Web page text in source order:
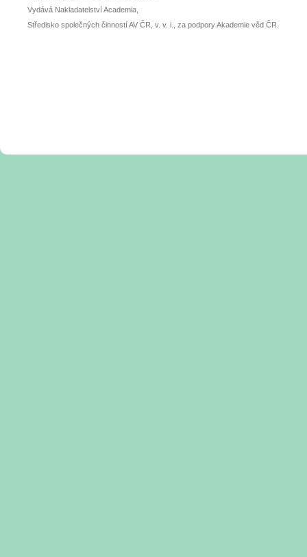
Vydává Nakladatelství Academia,
Středisko společných činností AV ČR, v. v. i., za podpory Akademie věd ČR.